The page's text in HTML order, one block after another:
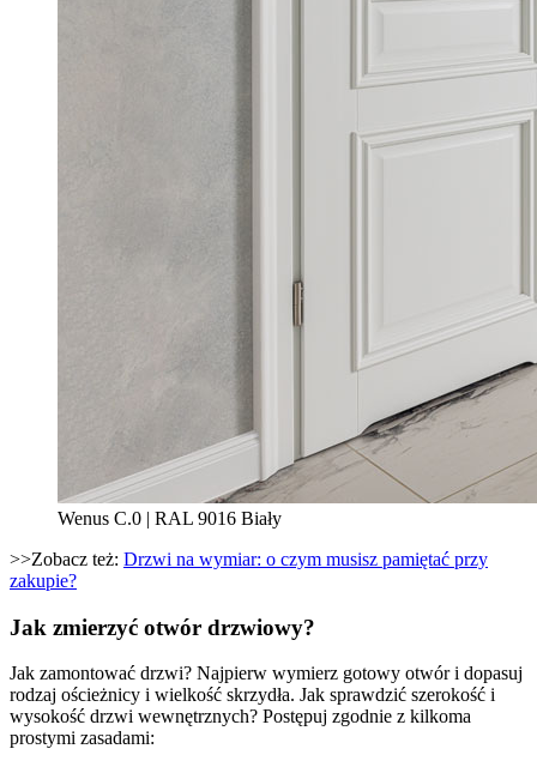
Wenus C.0 | RAL 9016 Biały
>>Zobacz też: Drzwi na wymiar: o czym musisz pamiętać przy
zakupie?
Jak zmierzyć otwór drzwiowy?
Jak zamontować drzwi? Najpierw wymierz gotowy otwór i dopasuj
rodzaj ościeżnicy i wielkość skrzydła. Jak sprawdzić szerokość i
wysokość drzwi wewnętrznych? Postępuj zgodnie z kilkoma
prostymi zasadami: